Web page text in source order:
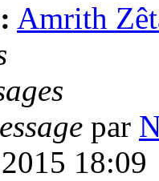
Amrith
par
18:09